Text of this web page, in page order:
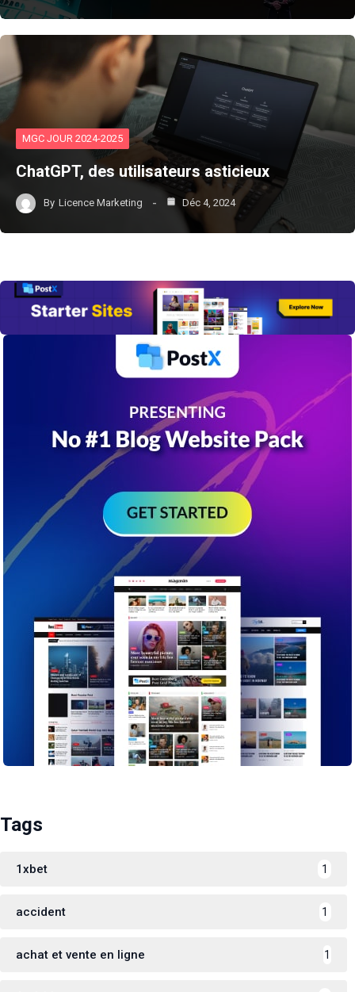
MGC JOUR 2024-2025
ChatGPT, des utilisateurs asticieux
By Licence Marketing Déc 4, 2024
Tags
1xbet 1
accident 1
achat et vente en ligne 1